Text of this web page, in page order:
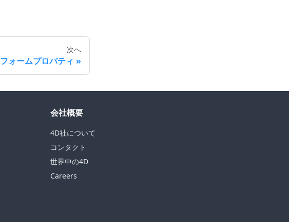
次へ
フォームプロパティ
会社概要
4D社について
コンタクト
世界中の4D
Careers